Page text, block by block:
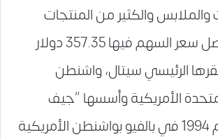
والملابس والكثير من المنتجات
الاخرى، ويصل سعر السهم فيها 357.35 دولار
الرئيسي سيتال، واشنطن
الأمريكية وأسسها “جيف
بيزوس” عام 1994 في بالفيو بواشنطن الأمريكية